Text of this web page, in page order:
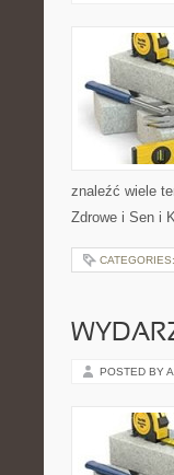
znaleźć wiele
Zdrowe i Sen i
CATEGORIES:
POSTED BY